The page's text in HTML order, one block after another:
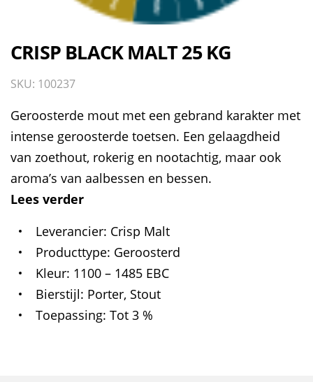
CRISP BLACK MALT 25 KG
SKU: 100237
Geroosterde mout met een gebrand karakter met
intense geroosterde toetsen. Een gelaagdheid
van zoethout, rokerig en nootachtig, maar ook
aroma’s van aalbessen en bessen.
Lees verder
Leverancier Crisp Malt
Producttype Geroosterd
Kleur 1100 – 1485 EBC
Bierstijl Porter, Stout
Toepassing Tot 3 %